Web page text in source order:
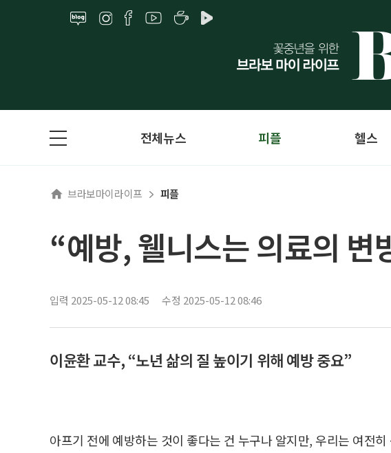
전체뉴스 피플 헬스
브라보마이라이프 피플
“예방, 웰니스는 의료의 변
입력 2025-05-12 08:45 수정 2025-05-12 08:46
이윤환 교수, “노년 삶의 질 높이기 위해 예방 중요”
아프기 전에 예방하는 것이 좋다는 건 누구나 알지만, 우리는 여전